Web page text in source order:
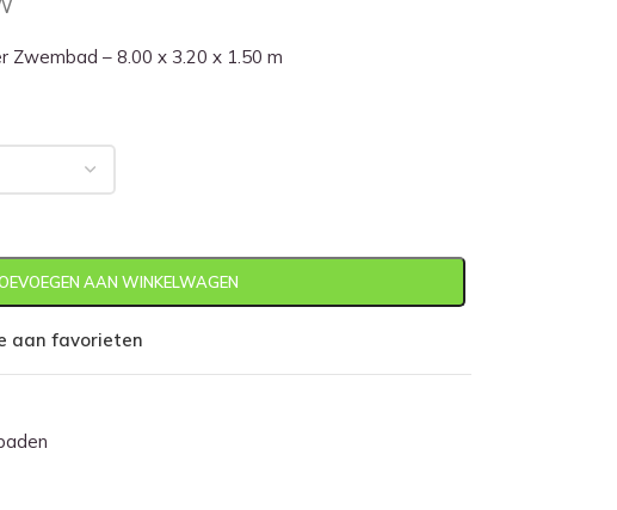
Zwembad – 8.00 x 3.20 x 1.50 m
AAN WINKELWAGEN
aan favorieten